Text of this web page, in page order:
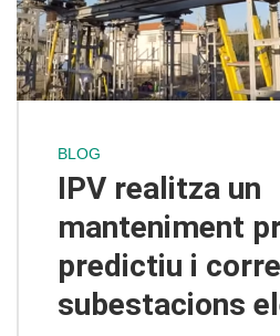
BLOG
IPV realitza un
manteniment
predictiu i
subestacions